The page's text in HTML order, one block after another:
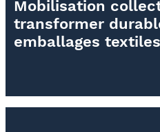
Mobilisation
transformer
emballages